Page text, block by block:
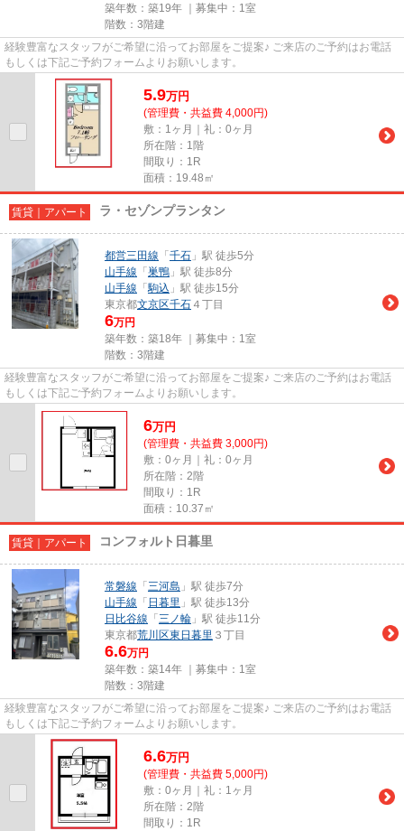
築年数：築19年 ｜募集中： 1室
階数：3階建
経験豊富なスタッフがご希望に沿ってお部屋をご提案♪ ご来店のご予約はお電話
もしくは下記ご予約フォームよりお願いします。
5.9万円
(管理費・共益費 4,000円)
敷：1ヶ月｜礼：0ヶ月
所在階：1階
間取り：1R
面積：19.48㎡
賃貸｜アパート ラ・セゾンプランタン
都営三田線 「 千石 」駅 徒歩5分
山手線 「 巣鴨 」駅 徒歩8分
山手線 「駒込 」駅 徒歩15分
東京都文京区千石 ４丁目
6万円
築年数：築18年 ｜募集中： 1室
階数：3階建
経験豊富なスタッフがご希望に沿ってお部屋をご提案♪ ご来店のご予約はお電話
もしくは下記ご予約フォームよりお願いします。
6万円
(管理費・共益費 3,000円)
敷：0ヶ月｜礼：0ヶ月
所在階：2階
間取り：1R
面積：10.37㎡
賃貸｜アパート コンフォルト日暮里
常磐線 「 三河島 」駅 徒歩7分
山手線 「 日暮里 」駅 徒歩13分
日比谷線 「 三ノ輪 」駅 徒歩11分
東京都荒川区東日暮里 ３丁目
6.6万円
築年数：築14年 ｜募集中： 1室
階数：3階建
経験豊富なスタッフがご希望に沿ってお部屋をご提案♪ ご来店のご予約はお電話
もしくは下記ご予約フォームよりお願いします。
6.6万円
(管理費・共益費 5,000円)
敷：0ヶ月｜礼：1ヶ月
所在階：2階
間取り：1R